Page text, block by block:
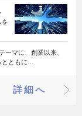
を
ーマに、創業以来、
ともに…
詳細へ